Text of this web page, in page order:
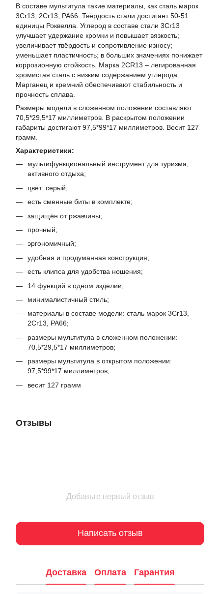
В составе мультитула такие материалы, как сталь марок
3Cr13, 2Cr13, PA66. Твёрдость стали достигает 50-51
единицы Роквелла. Углерод в составе стали 3Cr13
улучшает удержание кромки и повышает вязкость;
увеличивает твёрдость и сопротивление износу;
уменьшает пластичность; в больших значениях понижает
коррозионную стойкость. Марка 2CR13 – легированная
хромистая сталь с низким содержанием углерода.
Марганец и кремний обеспечивают стабильность и
прочность сплава.
Размеры модели в сложенном положении составляют
70,5*29,5*17 миллиметров. В раскрытом положении
габариты достигают 97,5*99*17 миллиметров. Весит 127
грамм.
Характеристики:
мультифункциональный инструмент для туризма,
активного отдыха;
цвет: серый;
есть сменные биты в комплекте;
защищён от ржавчины;
прочный;
эргономичный;
удобная и продуманная конструкция;
есть клипса для удобства ношения;
14 функций в одном изделии;
минималистичный стиль;
материалы в составе модели: сталь марок 3Cr13,
2Cr13, PA66;
размеры мультитула в сложенном положении:
70,5*29,5*17 миллиметров;
размеры мультитула в открытом положении:
97,5*99*17 миллиметров;
весит 127 грамм
Отзывы
Добавьте первый отзыв
Написать отзыв
Доставка Оплата Гарантия